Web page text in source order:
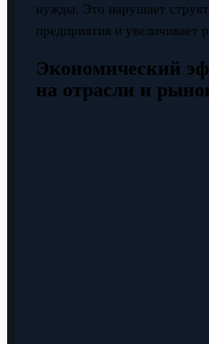
нужды. Это нарушает
предприятия и увеличивает
Экономический
на отрасли и